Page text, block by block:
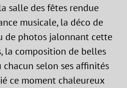
salle des fêtes rendue
musicale, la déco de
de photos jalonnant cette
la composition de belles
selon ses affinités
ce moment chaleureux